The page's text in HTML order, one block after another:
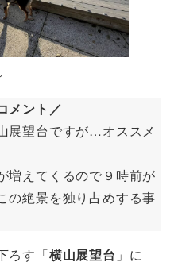
メント／
展望台ですが…オススメ
増えてくるので９時前が
絶景を独り占めする事
ろす「横山展望台 」に